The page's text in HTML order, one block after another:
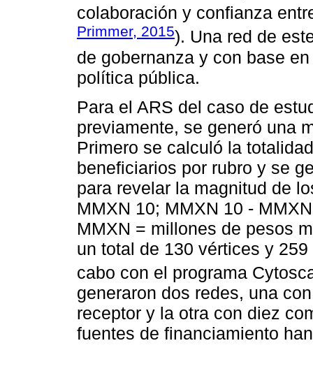
colaboración y confianza
Primmer, 2015). Una red de
de gobernanza y con base
política pública.
Para el ARS del caso de
previamente, se generó una
Primero se calculó la
beneficiarios por rubro y se
para revelar la magnitud de
MMXN 10; MMXN 10 -
MMXN = millones de pesos
un total de 130 vértices y
cabo con el programa
generaron dos redes, una
receptor y la otra con diez
fuentes de financiamiento